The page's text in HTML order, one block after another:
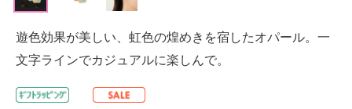
遊色効果が美しい、虹色の煌めきを宿したオパール。一
文字ラインでカジュアルに楽しんで。